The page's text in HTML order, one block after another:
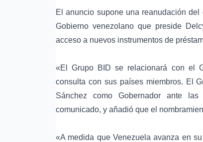
El anuncio supone una reanudación
Gobierno venezolano que preside
acceso a nuevos instrumentos de
«El Grupo BID se relacionará con el
consulta con sus países miembros. El
Sánchez como Gobernador ante
comunicado, y añadió que el
«A medida que Venezuela avanza en